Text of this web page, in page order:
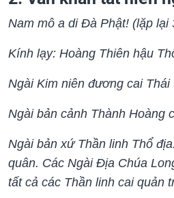
Nam mô a di Đà Phật! (lặp lại
Kính lạy: Hoàng Thiên hậu
Ngài Kim niên đương cai
Ngài bản cảnh Thành Hoàng
Ngài bản xứ Thần linh Thổ
quân. Các Ngài Địa Chúa
tất cả các Thần linh cai quản